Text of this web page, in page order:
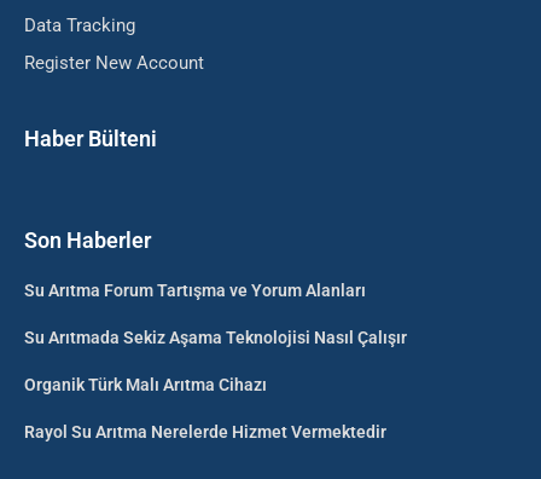
Data Tracking
Register New Account
Haber Bülteni
Son Haberler
Su Arıtma Forum Tartışma ve Yorum Alanları
Su Arıtmada Sekiz Aşama Teknolojisi Nasıl Çalışır
Organik Türk Malı Arıtma Cihazı
Rayol Su Arıtma Nerelerde Hizmet Vermektedir